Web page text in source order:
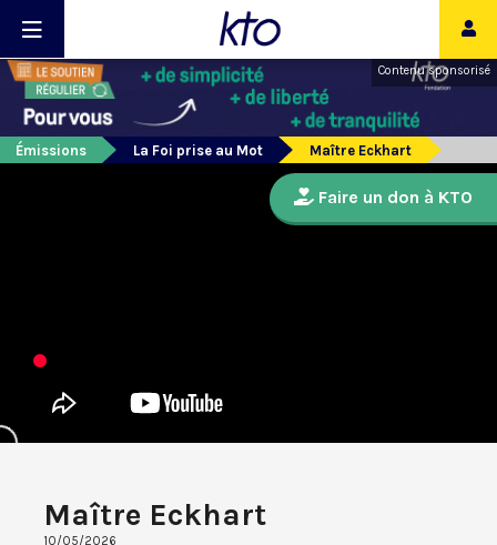
Contenu sponsorisé
Émissions La Foi prise au Mot Maître Eckhart
Maître Eckhart
10/05/2026
Faire un don à KTO